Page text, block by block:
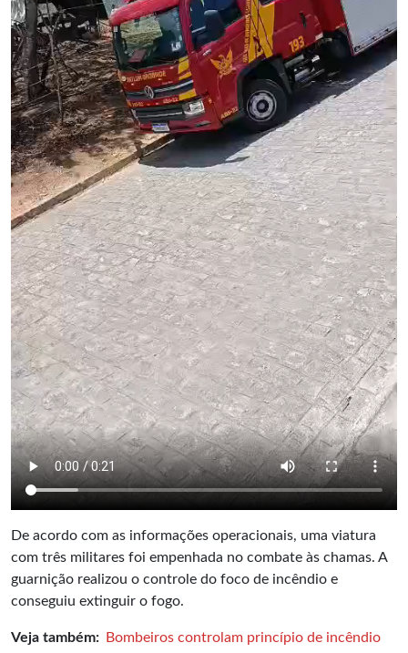
De acordo com as informações operacionais, uma viatura
com três militares foi empenhada no combate às chamas. A
guarnição realizou o controle do foco de incêndio e
conseguiu extinguir o fogo.
Veja também:
Bombeiros controlam princípio de incêndio